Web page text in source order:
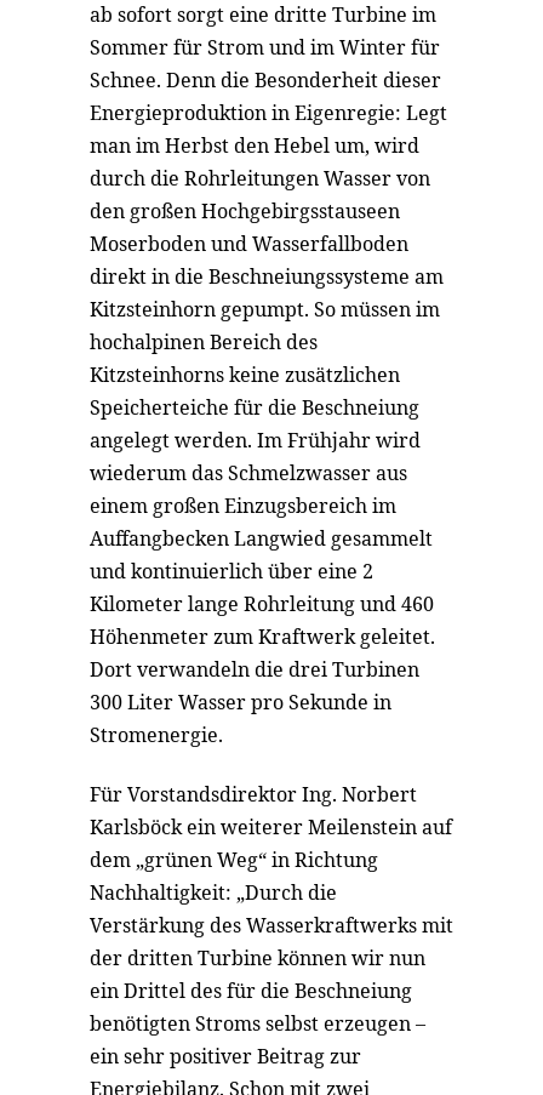
ab sofort sorgt eine dritte Turbine im
Sommer für Strom und im Winter für
Schnee. Denn die Besonderheit dieser
Energieproduktion in Eigenregie: Legt
man im Herbst den Hebel um, wird
durch die Rohrleitungen Wasser von
den großen Hochgebirgsstauseen
Moserboden und Wasserfallboden
direkt in die Beschneiungssysteme am
Kitzsteinhorn gepumpt. So müssen im
hochalpinen Bereich des
Kitzsteinhorns keine zusätzlichen
Speicherteiche für die Beschneiung
angelegt werden. Im Frühjahr wird
wiederum das Schmelzwasser aus
einem großen Einzugsbereich im
Auffangbecken Langwied gesammelt
und kontinuierlich über eine 2
Kilometer lange Rohrleitung und 460
Höhenmeter zum Kraftwerk geleitet.
Dort verwandeln die drei Turbinen
300 Liter Wasser pro Sekunde in
Stromenergie.
Für Vorstandsdirektor Ing. Norbert
Karlsböck ein weiterer Meilenstein auf
dem „grünen Weg“ in Richtung
Nachhaltigkeit: „Durch die
Verstärkung des Wasserkraftwerks mit
der dritten Turbine können wir nun
ein Drittel des für die Beschneiung
benötigten Stroms selbst erzeugen –
ein sehr positiver Beitrag zur
Energiebilanz. Schon mit zwei